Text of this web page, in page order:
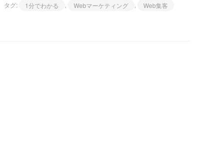
タグ:
1分でわかる Webマーケティング Web集客